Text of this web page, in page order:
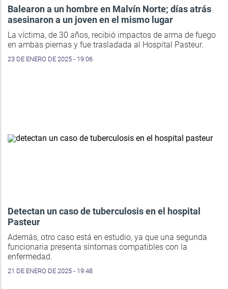
Balearon a un hombre en Malvín Norte; días atrás
asesinaron a un joven en el mismo lugar
La víctima, de 30 años, recibió impactos de arma de fuego
en ambas piernas y fue trasladada al Hospital Pasteur.
23 DE ENERO DE 2025 - 19:06
Detectan un caso de tuberculosis en el hospital
Pasteur
Además, otro caso está en estudio, ya que una segunda
funcionaria presenta síntomas compatibles con la
enfermedad.
21 DE ENERO DE 2025 - 19:48